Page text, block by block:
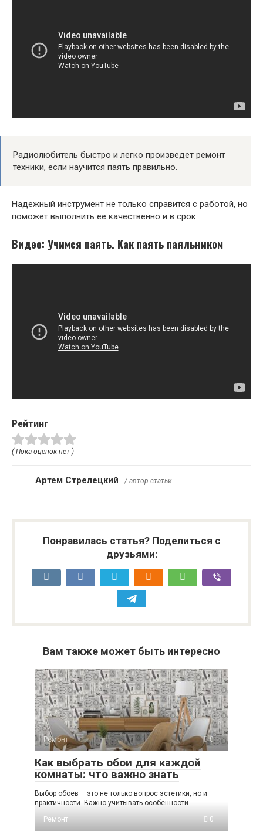
Радиолюбитель быстро и легко произведет ремонт
техники, если научится паять правильно.
Надежный инструмент не только справится с работой, но
поможет выполнить ее качественно и в срок.
Видео: Учимся паять. Как паять паяльником
Рейтинг
( Пока оценок нет )
Артем Стрелецкий / автор статьи
Понравилась статья? Поделиться с
друзьями:
Вам также может быть интересно
Ремонт 0
Как выбрать обои для каждой
комнаты: что важно знать
Выбор обоев – это не только вопрос эстетики, но и
практичности. Важно учитывать особенности
Ремонт
0